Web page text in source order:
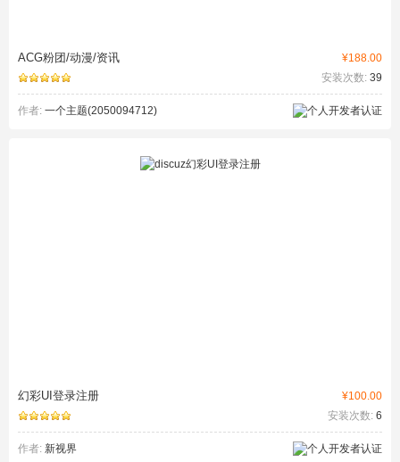
¥188.00
ACG粉团/动漫/资讯
安装次数: 39
作者: 一个主题(2050094712)
¥100.00
幻彩UI登录注册
安装次数: 6
作者: 新视界